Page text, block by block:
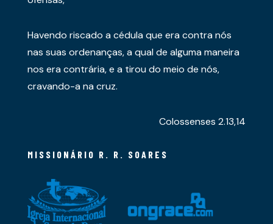
Havendo riscado a cédula que era contra nós
nas suas ordenanças, a qual de alguma maneira
nos era contrária, e a tirou do meio de nós,
cravando-a na cruz.
Colossenses 2.13,14
MISSIONÁRIO R. R. SOARES